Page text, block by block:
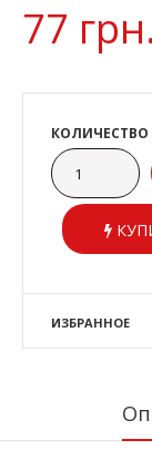
77 грн.
КОЛИЧЕСТВО
ИЗБРАННОЕ